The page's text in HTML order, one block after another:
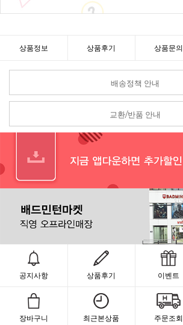
상품정보 상품후기 상품문의
배송정책 안내
교환/반품 안내
공지사항 상품후기 이벤트
장바구니 최근본상품 주문조회